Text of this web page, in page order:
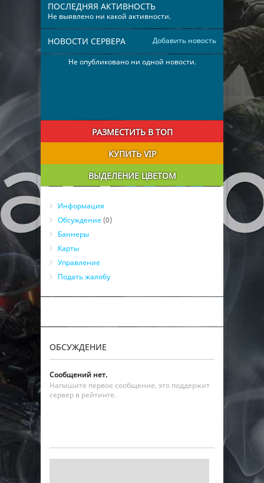
ПОСЛЕДНЯЯ АКТИВНОСТЬ
Не выявлено ни какой активности.
Добавить новость
НОВОСТИ СЕРВЕРА
Не опубликовано ни одной новости.
РАЗМЕСТИТЬ В ТОП
КУПИТЬ VIP
ВЫДЕЛЕНИЕ ЦВЕТОМ
Информация
Обсуждение (0)
Баннеры
Карты
Управление
Подать жалобу
ОБСУЖДЕНИЕ
Сообщений нет.
Напишите первое сообщение, это поддержит
сервер в рейтинге.